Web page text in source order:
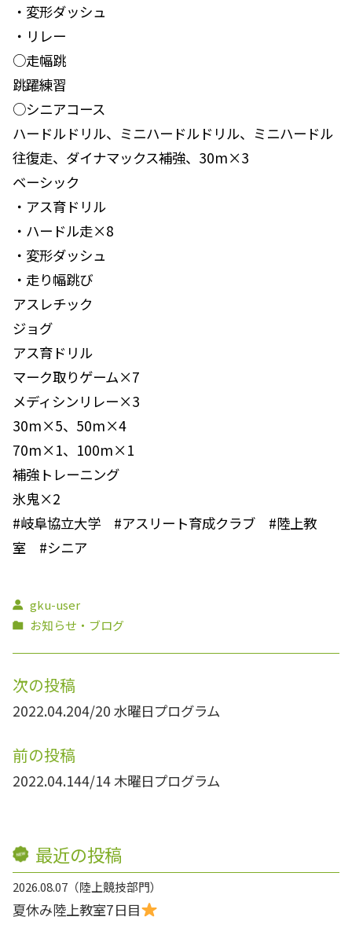
・変形ダッシュ
・リレー
○走幅跳
跳躍練習
○シニアコース
ハードルドリル、ミニハードルドリル、ミニハードル
往復走、ダイナマックス補強、30m×3
ベーシック
・アス育ドリル
・ハードル走×8
・変形ダッシュ
・走り幅跳び
アスレチック
ジョグ
アス育ドリル
マーク取りゲーム×7
メディシンリレー×3
30m×5、50m×4
70m×1、100m×1
補強トレーニング
氷鬼×2
#岐阜協立大学 #アスリート育成クラブ #陸上教
室 #シニア
gku-user
お知らせ・ブログ
次の投稿
2022.04.204/20 水曜日プログラム
前の投稿
2022.04.144/14 木曜日プログラム
最近の投稿
2026.08.07 陸上競技部門
夏休み陸上教室7日目